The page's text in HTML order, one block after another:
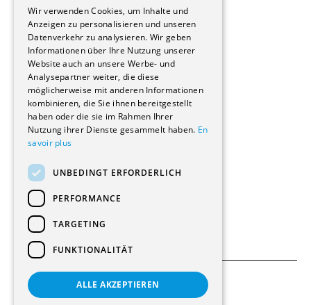
Immobilienverwaltungsgesellschaften
Stockwerkeigentum
Reportagen
Wohnungen
Renovierungen
Innere Umbauten
Gastgewerbe und Tourismus
Verwaltungsgebäude und Geschäfte
Schuleinrichtungen
Medizinische Einrichtungen
Kultur - Sport - Freizeit
Industrie - Handwerk
Transport und Parkplätze
Diverse Bauten
Allgemeine Bedingungen
Wir verwenden Cookies, um Inhalte und
Anzeigen zu personalisieren und unseren
Datenverkehr zu analysieren. Wir geben
Informationen über Ihre Nutzung unserer
Website auch an unsere Werbe- und
Analysepartner weiter, die diese
möglicherweise mit anderen Informationen
kombinieren, die Sie ihnen bereitgestellt
haben oder die sie im Rahmen Ihrer
Nutzung ihrer Dienste gesammelt haben. En
savoir plus
UNBEDINGT ERFORDERLICH
PERFORMANCE
TARGETING
FUNKTIONALITÄT
ALLE AKZEPTIEREN